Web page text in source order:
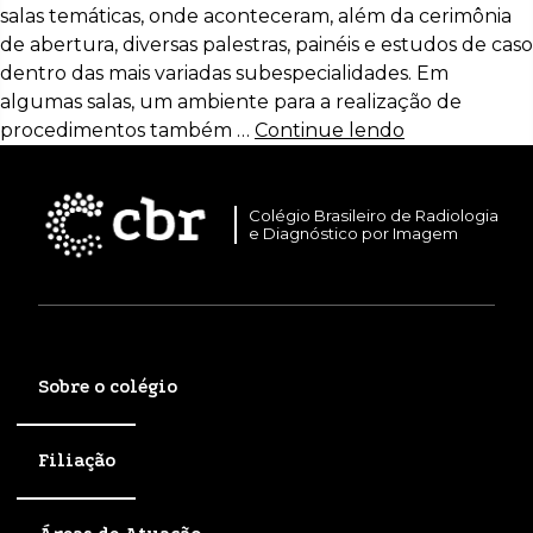
salas temáticas, onde aconteceram, além da cerimônia
de abertura, diversas palestras, painéis e estudos de caso
dentro das mais variadas subespecialidades. Em
algumas salas, um ambiente para a realização de
procedimentos também … Continue lendo
Colégio Brasileiro de Radiologia
e Diagnóstico por Imagem
Sobre o colégio
Filiação